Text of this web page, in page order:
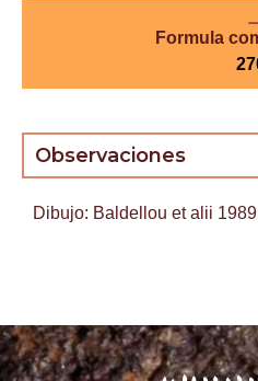
Formula
Observaciones
Dibujo: Baldellou et alii